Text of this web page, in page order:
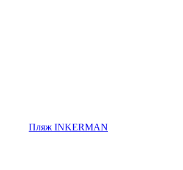
Пляж INKERMAN